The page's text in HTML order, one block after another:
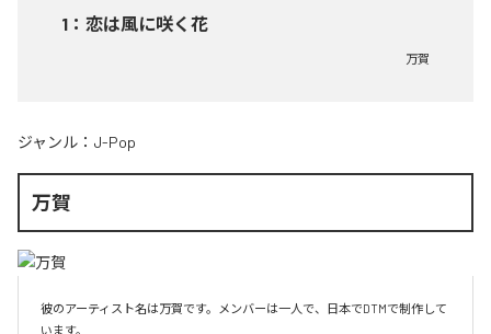
1 ： 恋は風に咲く花
万賀
ジャンル： J-Pop
万賀
彼のアーティスト名は万賀です。メンバーは一人で、日本でDTMで制作して
います。